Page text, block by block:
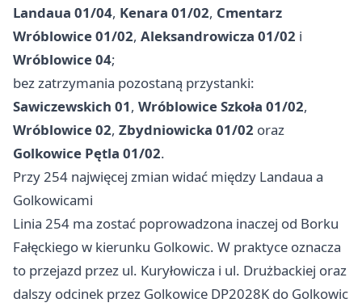
Landaua 01/04, Kenara 01/02, Cmentarz
Wróblowice 01/02, Aleksandrowicza 01/02 i
Wróblowice 04;
bez zatrzymania pozostaną przystanki:
Sawiczewskich 01, Wróblowice Szkoła 01/02,
Wróblowice 02, Zbydniowicka 01/02 oraz
Golkowice Pętla 01/02.
Przy 254 najwięcej zmian widać między Landaua a
Golkowicami
Linia 254 ma zostać poprowadzona inaczej od Borku
Fałęckiego w kierunku Golkowic. W praktyce oznacza
to przejazd przez ul. Kuryłowicza i ul. Drużbackiej oraz
dalszy odcinek przez Golkowice DP2028K do Golkowic